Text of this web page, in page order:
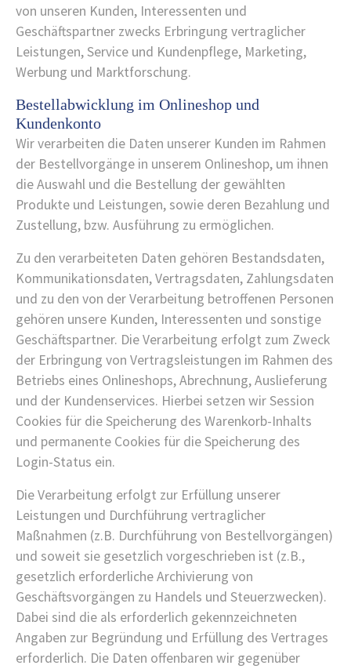
von unseren Kunden, Interessenten und
Geschäftspartner zwecks Erbringung vertraglicher
Leistungen, Service und Kundenpflege, Marketing,
Werbung und Marktforschung.
Bestellabwicklung im Onlineshop und
Kundenkonto
Wir verarbeiten die Daten unserer Kunden im Rahmen
der Bestellvorgänge in unserem Onlineshop, um ihnen
die Auswahl und die Bestellung der gewählten
Produkte und Leistungen, sowie deren Bezahlung und
Zustellung, bzw. Ausführung zu ermöglichen.
Zu den verarbeiteten Daten gehören Bestandsdaten,
Kommunikationsdaten, Vertragsdaten, Zahlungsdaten
und zu den von der Verarbeitung betroffenen Personen
gehören unsere Kunden, Interessenten und sonstige
Geschäftspartner. Die Verarbeitung erfolgt zum Zweck
der Erbringung von Vertragsleistungen im Rahmen des
Betriebs eines Onlineshops, Abrechnung, Auslieferung
und der Kundenservices. Hierbei setzen wir Session
Cookies für die Speicherung des Warenkorb-Inhalts
und permanente Cookies für die Speicherung des
Login-Status ein.
Die Verarbeitung erfolgt zur Erfüllung unserer
Leistungen und Durchführung vertraglicher
Maßnahmen (z.B. Durchführung von Bestellvorgängen)
und soweit sie gesetzlich vorgeschrieben ist (z.B.,
gesetzlich erforderliche Archivierung von
Geschäftsvorgängen zu Handels und Steuerzwecken).
Dabei sind die als erforderlich gekennzeichneten
Angaben zur Begründung und Erfüllung des Vertrages
erforderlich. Die Daten offenbaren wir gegenüber